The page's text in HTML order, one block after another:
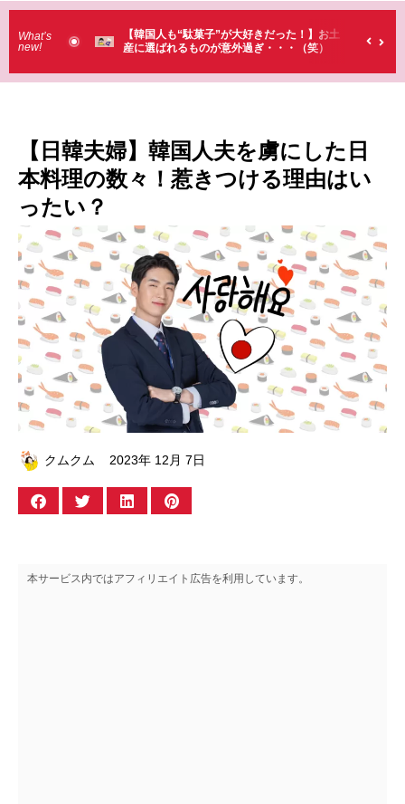
What’s
new!
きだった！】お土
ぎ・・・（笑）
【そんなものまで買っていくの？】日本のド
ラストで韓国人が買うものがちょっと…
【日韓夫婦】韓国人夫を虜にした日
本料理の数々！惹きつける理由はい
ったい？
クムクム 2023年 12月 7日
本サービス内ではアフィリエイト広告を利用しています。